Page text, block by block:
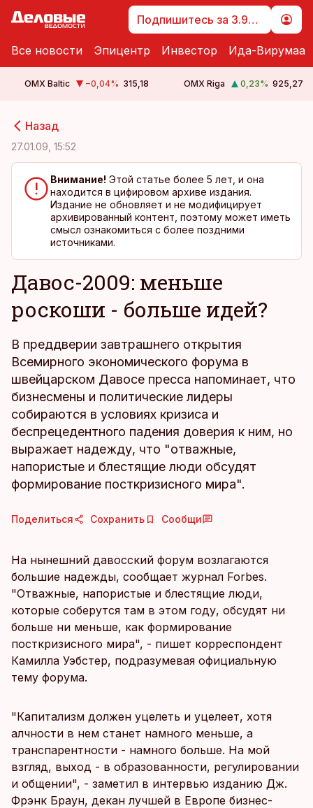
Подпишитесь за 3.99 €
Все новости Эпицентр Инвестор Ида-Вирумаа
OMX Baltic −0,04% 315,18 OMX Riga 0,23% 925,27
Назад
27.01.09, 15:52
Внимание! Этой статье более 5 лет, и она
находится в цифировом архиве издания.
Издание не обновляет и не модифицирует
архивированный контент, поэтому может иметь
смысл ознакомиться с более поздними
источниками.
Давос-2009: меньше
роскоши - больше идей?
В преддверии завтрашнего открытия
Всемирного экономического форума в
швейцарском Давосе пресса напоминает, что
бизнесмены и политические лидеры
собираются в условиях кризиса и
беспрецедентного падения доверия к ним, но
выражает надежду, что "отважные,
напористые и блестящие люди обсудят
формирование посткризисного мира".
Поделиться Сохранить Сообщи
На нынешний давосский форум возлагаются
большие надежды, сообщает журнал Forbes.
"Отважные, напористые и блестящие люди,
которые соберутся там в этом году, обсудят ни
больше ни меньше, как формирование
посткризисного мира", - пишет корреспондент
Камилла Уэбстер, подразумевая официальную
тему форума.
"Капитализм должен уцелеть и уцелеет, хотя
алчности в нем станет намного меньше, а
транспарентности - намного больше. На мой
взгляд, выход - в образованности, регулировании
и общении", - заметил в интервью изданию Дж.
Фрэнк Браун, декан лучшей в Европе бизнес-